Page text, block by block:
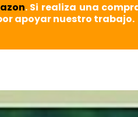
. Si realiza una
apoyar nuestro trabajo.